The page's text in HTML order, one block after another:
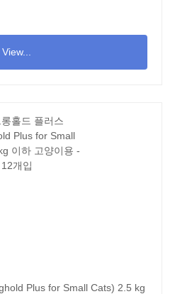
View...
Plus for Small Cats) 2.5 kg